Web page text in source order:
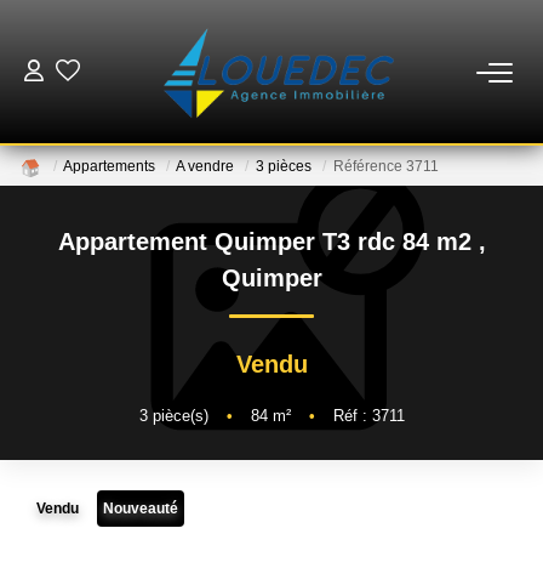
LOCATIONS
ESTIMATION
GESTION
MISE EN VENTE
Appartements A vendre 3 pièces Référence 3711
Appartement Quimper T3 rdc 84 m2 ,
Quimper
Vendu
3pièce(s) • 84m² • Réf : 3711
Vendu Nouveauté